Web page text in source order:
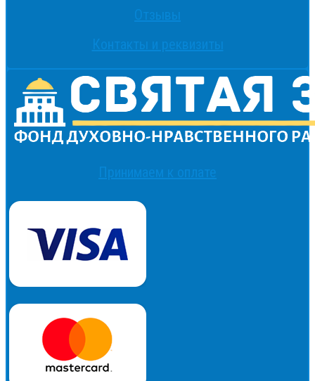
Отзывы
Контакты и реквизиты
Принимаем к оплате